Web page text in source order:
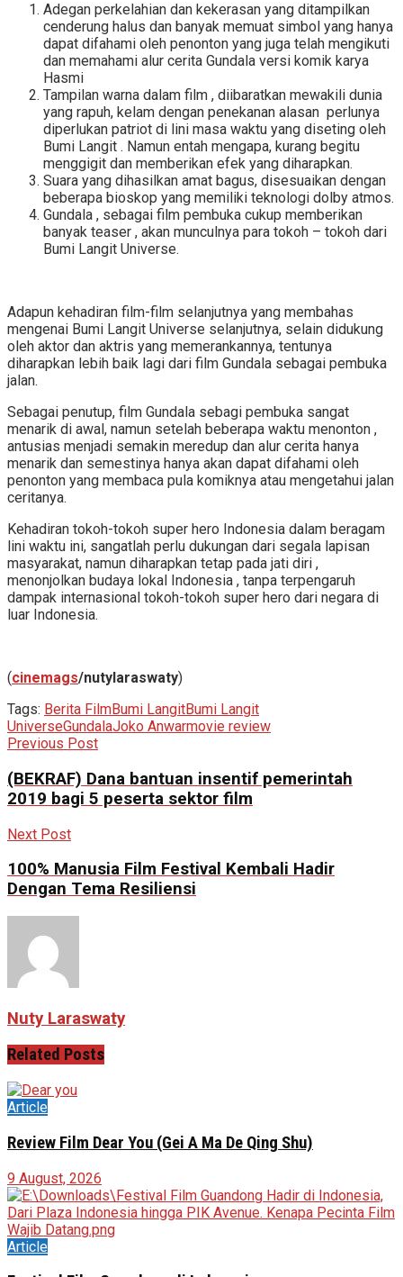
Adegan perkelahian dan kekerasan yang ditampilkan
cenderung halus dan banyak memuat simbol yang hanya
dapat difahami oleh penonton yang juga telah mengikuti
dan memahami alur cerita Gundala versi komik karya
Hasmi
Tampilan warna dalam film , diibaratkan mewakili dunia
yang rapuh, kelam dengan penekanan alasan perlunya
diperlukan patriot di lini masa waktu yang diseting oleh
Bumi Langit . Namun entah mengapa, kurang begitu
menggigit dan memberikan efek yang diharapkan.
Suara yang dihasilkan amat bagus, disesuaikan dengan
beberapa bioskop yang memiliki teknologi dolby atmos.
Gundala , sebagai film pembuka cukup memberikan
banyak teaser , akan munculnya para tokoh – tokoh dari
Bumi Langit Universe.
Adapun kehadiran film-film selanjutnya yang membahas
mengenai Bumi Langit Universe selanjutnya, selain didukung
oleh aktor dan aktris yang memerankannya, tentunya
diharapkan lebih baik lagi dari film Gundala sebagai pembuka
jalan.
Sebagai penutup, film Gundala sebagi pembuka sangat
menarik di awal, namun setelah beberapa waktu menonton ,
antusias menjadi semakin meredup dan alur cerita hanya
menarik dan semestinya hanya akan dapat difahami oleh
penonton yang membaca pula komiknya atau mengetahui jalan
ceritanya.
Kehadiran tokoh-tokoh super hero Indonesia dalam beragam
lini waktu ini, sangatlah perlu dukungan dari segala lapisan
masyarakat, namun diharapkan tetap pada jati diri ,
menonjolkan budaya lokal Indonesia , tanpa terpengaruh
dampak internasional tokoh-tokoh super hero dari negara di
luar Indonesia.
(cinemags/nutylaraswaty)
Tags: Berita FilmBumi LangitBumi Langit
UniverseGundalaJoko Anwarmovie review
Previous Post
(BEKRAF) Dana bantuan insentif pemerintah
2019 bagi 5 peserta sektor film
Next Post
100% Manusia Film Festival Kembali Hadir
Dengan Tema Resiliensi
Nuty Laraswaty
Related Posts
Article
Review Film Dear You (Gei A Ma De Qing Shu)
9 August, 2026
Article